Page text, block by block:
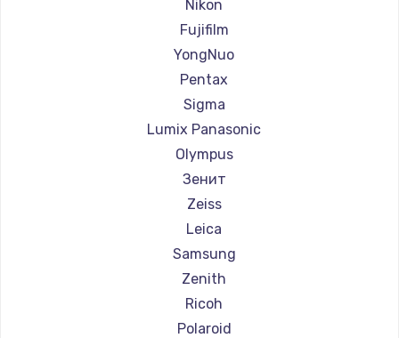
Nikon
Fujifilm
YongNuo
Pentax
Sigma
Lumix Panasonic
Olympus
Зенит
Zeiss
Leica
Samsung
Zenith
Ricoh
Polaroid